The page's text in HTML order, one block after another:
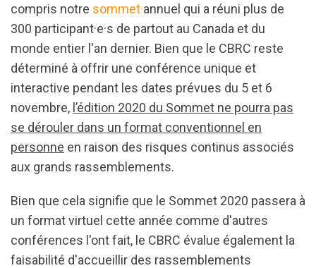
compris notre sommet annuel qui a réuni plus de
300 participant·e·s de partout au Canada et du
monde entier l'an dernier. Bien que le CBRC reste
déterminé à offrir une conférence unique et
interactive pendant les dates prévues du 5 et 6
novembre, l’édition 2020 du Sommet ne pourra pas
se dérouler dans un format conventionnel en
personne en raison des risques continus associés
aux grands rassemblements.
Bien que cela signifie que le Sommet 2020 passera à
un format virtuel cette année comme d'autres
conférences l'ont fait, le CBRC évalue également la
faisabilité d'accueillir des rassemblements